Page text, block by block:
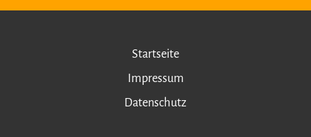
Startseite
Impressum
Datenschutz